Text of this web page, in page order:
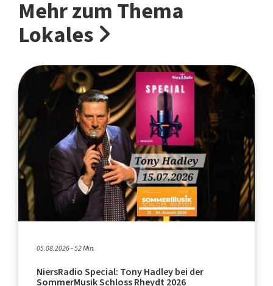
Mehr zum Thema
Lokales
05.08.2026 - 52 Min.
NiersRadio Special: Tony Hadley bei der
SommerMusik Schloss Rheydt 2026